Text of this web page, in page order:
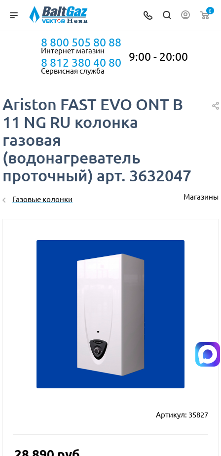
0
8 800 505 80 88
Интернет магазин
8 812 380 40 80
Сервисная служба
9:00 - 20:00
Ariston FAST EVO ONT B
11 NG RU колонка
газовая
(водонагреватель
проточный) арт. 3632047
Газовые колонки Магазины
Артикул: 35827